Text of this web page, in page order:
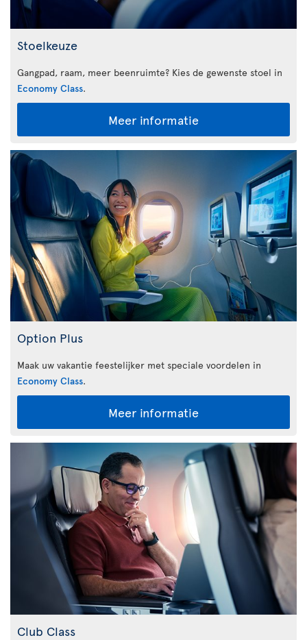
Stoelkeuze
Gangpad, raam, meer beenruimte? Kies de gewenste stoel in
Economy Class.
Meer informatie
Option Plus
Maak uw vakantie feestelijker met speciale voordelen in
Economy Class.
Meer informatie
Club Class